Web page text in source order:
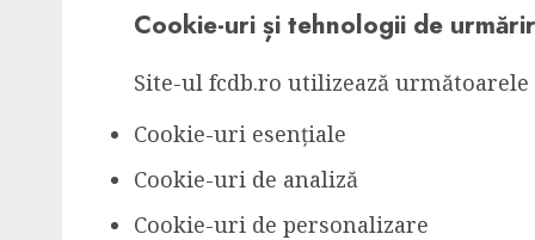
Cookie-uri și tehnologii de
Site-ul fcdb.ro utilizează
Cookie-uri esențiale
Cookie-uri de analiză
Cookie-uri de personalizare